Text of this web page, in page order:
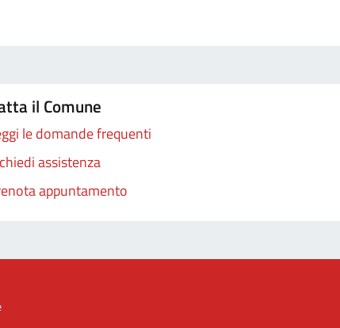
il Comune
le domande frequenti
assistenza
appuntamento